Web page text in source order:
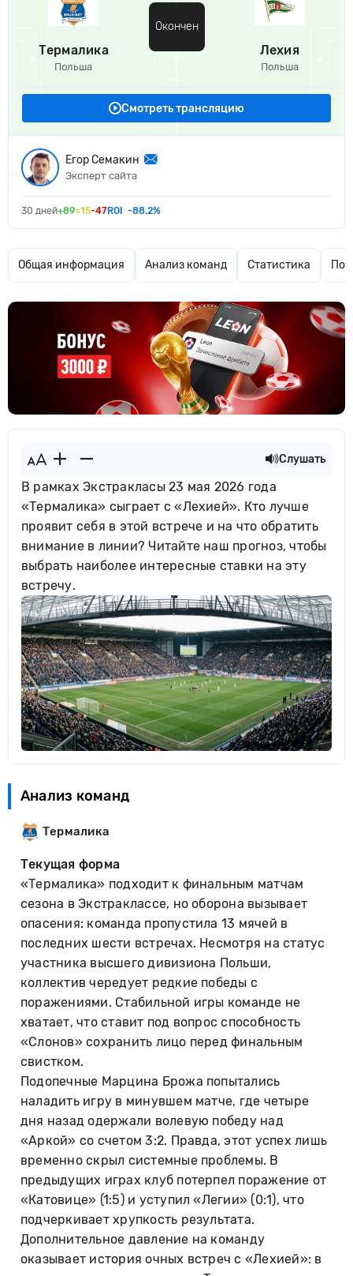
Термалика
Польша
Окончен
Лехия
Польша
Смотреть трансляцию
Егор Семакин
Эксперт сайта
30 дней+89=15-47ROI -88.2%
Общая информация Анализ команд Статистика
Слушать
В рамках Экстракласы 23 мая 2026 года
«Термалика» сыграет с «Лехией». Кто лучше
проявит себя в этой встрече и на что обратить
внимание в линии? Читайте наш прогноз, чтобы
выбрать наиболее интересные ставки на эту
встречу.
Анализ команд
Термалика
Текущая форма
«Термалика» подходит к финальным матчам
сезона в Экстраклассе, но оборона вызывает
опасения: команда пропустила 13 мячей в
последних шести встречах. Несмотря на статус
участника высшего дивизиона Польши,
коллектив чередует редкие победы с
поражениями. Стабильной игры команде не
хватает, что ставит под вопрос способность
«Слонов» сохранить лицо перед финальным
свистком.
Подопечные Марцина Брожа попытались
наладить игру в минувшем матче, где четыре
дня назад одержали волевую победу над
«Аркой» со счетом 3:2. Правда, этот успех лишь
временно скрыл системные проблемы. В
предыдущих играх клуб потерпел поражение от
«Катовице» (1:5) и уступил «Легии» (0:1), что
подчеркивает хрупкость результата.
Дополнительное давление на команду
оказывает история очных встреч с «Лехией»: в